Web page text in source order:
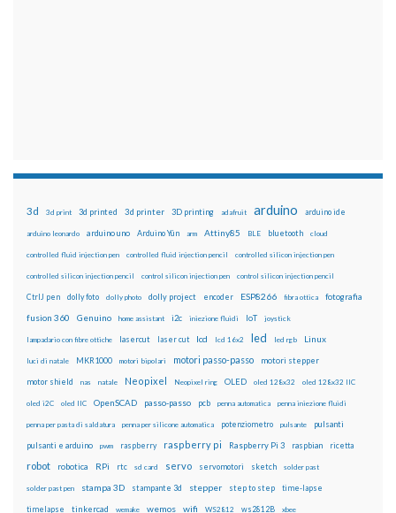
3d 3d print 3d printed 3d printer 3D printing adafruit arduino arduino ide
arduino leonardo arduino uno Arduino Yún arm Attiny85 BLE bluetooth cloud
controlled fluid injection pen controlled fluid injection pencil controlled silicon injection pen
controlled silicon injection pencil control silicon injection pen control silicon injection pencil
CtrlJ pen dolly foto dolly photo dolly project encoder ESP8266 fibra ottica fotografia
fusion 360 Genuino home assistant i2c iniezione fluidi IoT joystick
lampadario con fibre ottiche lasercut laser cut lcd lcd 16x2 led led rgb Linux
luci di natale MKR1000 motori bipolari motori passo-passo motori stepper
motor shield nas natale Neopixel Neopixel ring OLED oled 128x32 oled 128x32 IIC
oled i2C oled IIC OpenSCAD passo-passo pcb penna automatica penna iniezione fluidi
penna per pasta di saldatura penna per silicone automatica potenziometro pulsante pulsanti
pulsanti e arduino pwm raspberry raspberry pi Raspberry Pi 3 raspbian ricetta
robot robotica RPi rtc sd card servo servomotori sketch solder past
solder past pen stampa 3D stampante 3d stepper step to step time-lapse
timelapse tinkercad wemake wemos wifi WS2812 ws2812B xbee